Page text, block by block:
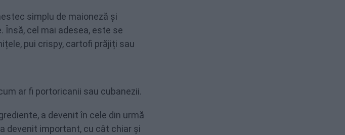
simplu de maioneză și
cel mai adesea, este se
pui crispy, cartofi prăjiți sau
ar fi portoricanii sau cubanezii.
a devenit în cele din urmă
devenit important, cu cât chiar și